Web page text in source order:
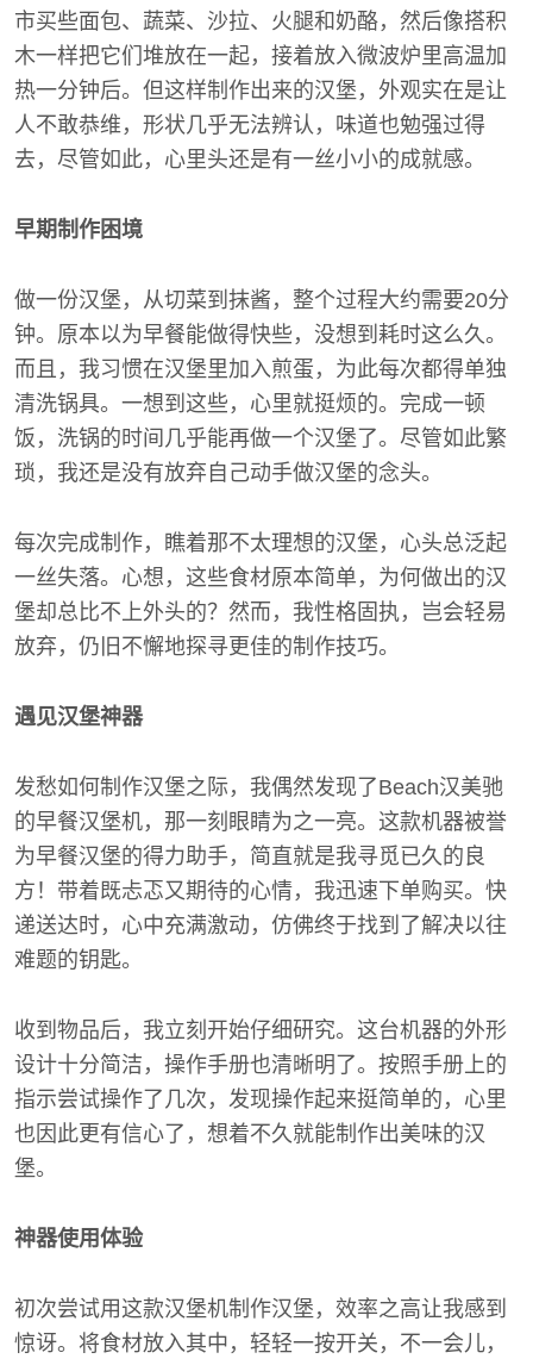
市买些面包、蔬菜、沙拉、火腿和奶酪，然后像搭积
木一样把它们堆放在一起，接着放入微波炉里高温加
热一分钟后。但这样制作出来的汉堡，外观实在是让
人不敢恭维，形状几乎无法辨认，味道也勉强过得
去，尽管如此，心里头还是有一丝小小的成就感。
早期制作困境
做一份汉堡，从切菜到抹酱，整个过程大约需要20分
钟。原本以为早餐能做得快些，没想到耗时这么久。
而且，我习惯在汉堡里加入煎蛋，为此每次都得单独
清洗锅具。一想到这些，心里就挺烦的。完成一顿
饭，洗锅的时间几乎能再做一个汉堡了。尽管如此繁
琐，我还是没有放弃自己动手做汉堡的念头。
每次完成制作，瞧着那不太理想的汉堡，心头总泛起
一丝失落。心想，这些食材原本简单，为何做出的汉
堡却总比不上外头的？然而，我性格固执，岂会轻易
放弃，仍旧不懈地探寻更佳的制作技巧。
遇见汉堡神器
发愁如何制作汉堡之际，我偶然发现了Beach汉美驰
的早餐汉堡机，那一刻眼睛为之一亮。这款机器被誉
为早餐汉堡的得力助手，简直就是我寻觅已久的良
方！带着既忐忑又期待的心情，我迅速下单购买。快
递送达时，心中充满激动，仿佛终于找到了解决以往
难题的钥匙。
收到物品后，我立刻开始仔细研究。这台机器的外形
设计十分简洁，操作手册也清晰明了。按照手册上的
指示尝试操作了几次，发现操作起来挺简单的，心里
也因此更有信心了，想着不久就能制作出美味的汉
堡。
神器使用体验
初次尝试用这款汉堡机制作汉堡，效率之高让我感到
惊讶。将食材放入其中，轻轻一按开关，不一会儿，